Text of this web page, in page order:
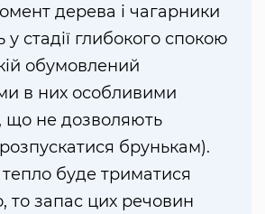
дерева і чагарники
стадії глибокого спокою
обумовлений
в них особливими
що не дозволяють
брунькам).
буде триматися
то запас цих речовин